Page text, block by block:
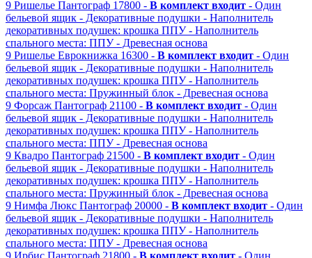
9 Ришелье Пантограф 17800 - В комплект входит - Один
бельевой ящик - Декоративные подушки - Наполнитель
декоративных подушек: крошка ППУ - Наполнитель
спального места: ППУ - Древесная основа
9 Ришелье Еврокнижка 16300 - В комплект входит - Один
бельевой ящик - Декоративные подушки - Наполнитель
декоративных подушек: крошка ППУ - Наполнитель
спального места: Пружинный блок - Древесная основа
9 Форсаж Пантограф 21100 - В комплект входит - Один
бельевой ящик - Декоративные подушки - Наполнитель
декоративных подушек: крошка ППУ - Наполнитель
спального места: ППУ - Древесная основа
9 Квадро Пантограф 21500 - В комплект входит - Один
бельевой ящик - Декоративные подушки - Наполнитель
декоративных подушек: крошка ППУ - Наполнитель
спального места: Пружинный блок - Древесная основа
9 Нимфа Люкс Пантограф 20000 - В комплект входит - Один
бельевой ящик - Декоративные подушки - Наполнитель
декоративных подушек: крошка ППУ - Наполнитель
спального места: ППУ - Древесная основа
9 Ирбис Пантограф 21800 - В комплект входит - Один